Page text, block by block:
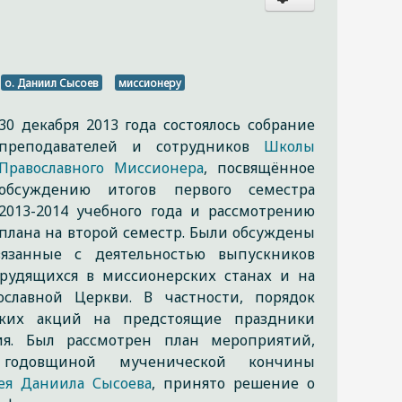
о. Даниил Сысоев миссионеру
декабря 2013 года состоялось собрание
и сотрудников Школы
Миссионера, посвящённое
итогов первого семестра
2014 учебного года и рассмотрению
на второй семестр. Были обсуждены
с деятельностью выпускников
в миссионерских станах и на
Церкви. В частности, порядок
акций на предстоящие праздники
Был рассмотрен план мероприятий,
мученической кончины
Даниила Сысоева, принято решение о